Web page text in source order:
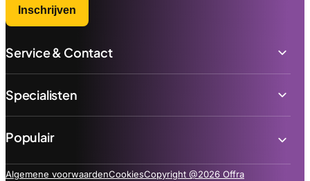
Inschrijven
Service & Contact
Specialisten
Populair
Algemene voorwaardenCookiesCopyright @2026 Offra